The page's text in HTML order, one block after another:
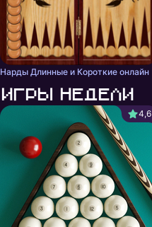
Нарды Длинные и Короткие онлайн
Игры недели
4,6